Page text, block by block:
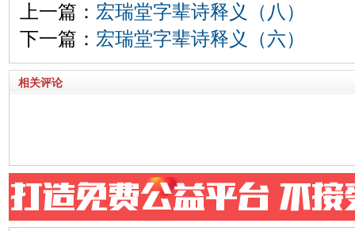
上一篇： 宏瑞堂字辈诗释义（八）
下一篇： 宏瑞堂字辈诗释义（六）
相关评论